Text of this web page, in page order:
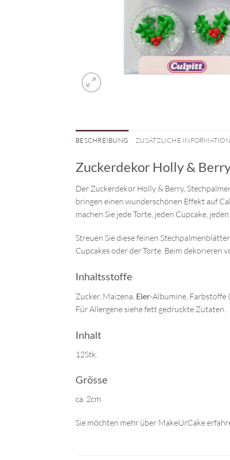
BESCHREIBUNG ZUSÄTZLICHE
Zuckerdekor Holly &
Der Zuckerdekor Holly & Berry,
bringen einen wunderschönen Effekt auf
machen Sie jede Torte, jeden Cupcake,
Streuen Sie diese feinen
Cupcakes oder der Torte. Beim dekorieren
Inhaltsstoffe
Zucker, Maizena, Eier-Albumine, Farbstoffe
Für Allergene siehe fett gedruckte Zutaten.
Inhalt
12Stk.
Grösse
ca. 2cm
Sie möchten mehr über MakeUrCake